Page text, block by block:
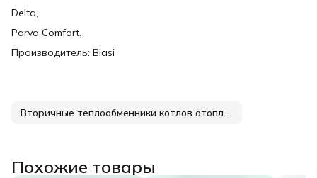
Delta,
Parva Comfort.
Производитель: Biasi
Вторичные теплообменники котлов отопления
Похожие товары